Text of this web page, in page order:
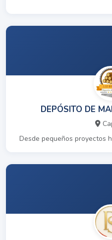
DEPÓSITO DE
Desde pequeños proyectos